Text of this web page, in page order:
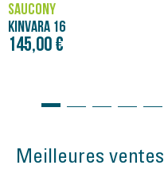
SAUCONY
KINVARA 16
145,00 €
Meilleures ventes